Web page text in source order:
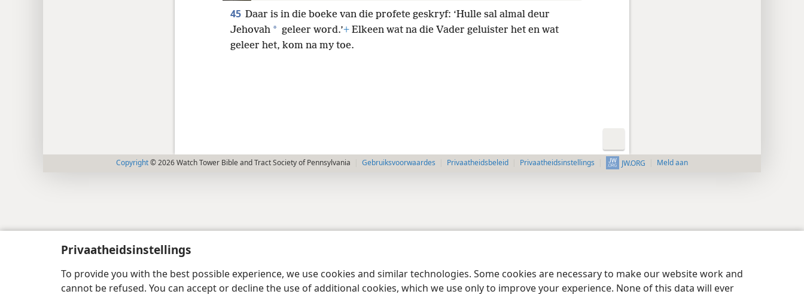
Privaatheidsinstellings
To provide you with the best possible experience, we use cookies and similar technologies. Some cookies are necessary to make our website work and
cannot be refused. You can accept or decline the use of additional cookies, which we use only to improve your experience. None of this data will ever
45 Daar is in die boeke van die profete geskryf: ‘Hulle sal almal deur
Jehovah * geleer word.’+Elkeen wat na die Vader geluister het en wat
geleer het, kom na my toe.
Copyright© 2026 Watch Tower Bible and Tract Society of Pennsylvania Gebruiksvoorwaardes Privaatheidsbeleid Privaatheidsinstellings JW.ORG Meld aan